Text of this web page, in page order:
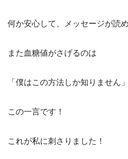
何か安心して、メッセージが読め
また血糖値がさげるのは
「僕はこの方法しか知りません」
この一言です！
これが私に刺さりました！